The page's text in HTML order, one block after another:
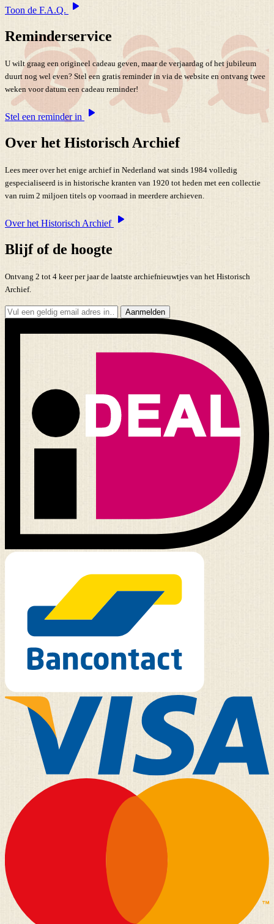
Toon de F.A.Q.
Reminderservice
U wilt graag een origineel cadeau geven, maar de verjaardag of het jubileum
duurt nog wel even? Stel een gratis reminder in via de website en ontvang twee
weken voor datum een cadeau reminder!
Stel een reminder in
Over het Historisch Archief
Lees meer over het enige archief in Nederland wat sinds 1984 volledig
gespecialiseerd is in historische kranten van 1920 tot heden met een collectie
van ruim 2 miljoen titels op voorraad in meerdere archieven.
Over het Historisch Archief
Blijf of de hoogte
Ontvang 2 tot 4 keer per jaar de laatste archiefnieuwtjes van het Historisch
Archief.
Aanmelden